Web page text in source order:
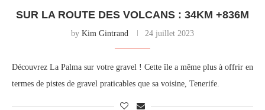
SUR LA ROUTE DES VOLCANS : 34KM +836M
by Kim Gintrand 24 juillet 2023
Découvrez La Palma sur votre gravel ! Cette île a même plus à offrir en
termes de pistes de gravel praticables que sa voisine, Tenerife.